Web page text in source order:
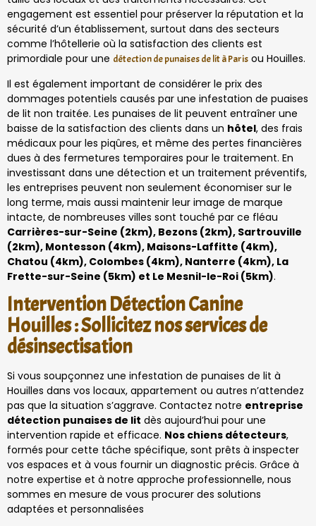
engagement est essentiel pour préserver la réputation et la
sécurité d’un établissement, surtout dans des secteurs
comme l’hôtellerie où la satisfaction des clients est
primordiale pour une détection de punaises de lit à Paris ou Houilles.
Il est également important de considérer le prix des
dommages potentiels causés par une infestation de puaises
de lit non traitée. Les punaises de lit peuvent entraîner une
baisse de la satisfaction des clients dans un hôtel, des frais
médicaux pour les piqûres, et même des pertes financières
dues à des fermetures temporaires pour le traitement. En
investissant dans une détection et un traitement préventifs,
les entreprises peuvent non seulement économiser sur le
long terme, mais aussi maintenir leur image de marque
intacte, de nombreuses villes sont touché par ce fléau
Carrières-sur-Seine (2km), Bezons (2km), Sartrouville
(2km), Montesson (4km), Maisons-Laffitte (4km),
Chatou (4km), Colombes (4km), Nanterre (4km), La
Frette-sur-Seine (5km) et Le Mesnil-le-Roi (5km).
Intervention Détection Canine
Houilles : Sollicitez nos services de
désinsectisation
Si vous soupçonnez une infestation de punaises de lit à
Houilles dans vos locaux, appartement ou autres n’attendez
pas que la situation s’aggrave. Contactez notre entreprise
détection punaises de lit dès aujourd’hui pour une
intervention rapide et efficace. Nos chiens détecteurs,
formés pour cette tâche spécifique, sont prêts à inspecter
vos espaces et à vous fournir un diagnostic précis. Grâce à
notre expertise et à notre approche professionnelle, nous
sommes en mesure de vous procurer des solutions
adaptées et personnalisées